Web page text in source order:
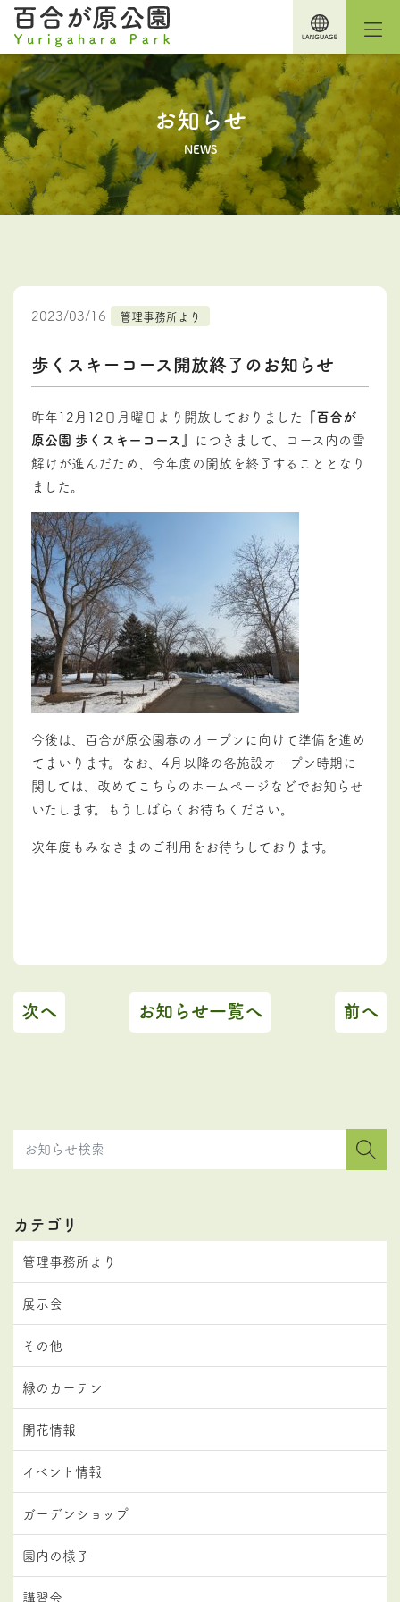
お知らせ
NEWS
2023/03/16 管理事務所より
歩くスキーコース開放終了のお知らせ
昨年12月12日月曜日より開放しておりました 『百合が
原公園 歩くスキーコース』 につきまして、コース内の雪
解けが進んだため、今年度の開放を終了することとなり
ました。
今後は、百合が原公園春のオープンに向けて準備を進め
てまいります。なお、4月以降の各施設オープン時期に
関しては、改めてこちらのホームページなどでお知らせ
いたします。もうしばらくお待ちください。
次年度もみなさまのご利用をお待ちしております。
次へ お知らせ一覧へ 前へ
カテゴリ
管理事務所より
展示会
その他
緑のカーテン
開花情報
イベント情報
ガーデンショップ
園内の様子
講習会